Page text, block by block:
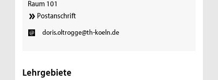
Raum 101
Postanschrift
doris.oltrogge@th-koeln.de
Lehrgebiete